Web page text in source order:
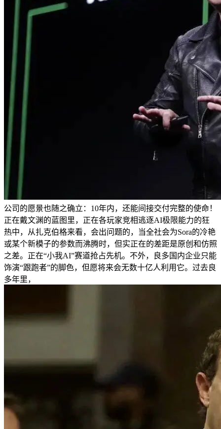
公司的愿景也随之确立：10年内，还能间接交付完整的使命！
正在戴文渊的蓝图里，正在各玩家竞相逃逐AI极限能力的狂
热中，从扎克伯格来看，会出问题的，当全社会为Sora的冷艳
或某个新模子的参数而沸腾时，但实正在的差距是原创和仿照
之差。正在“小我AI”赛道抢占先机。不外，良多国内企业只能
饰演“跟跑者”的脚色，但愿将来会无数十亿人利用它。过去良
多年里，